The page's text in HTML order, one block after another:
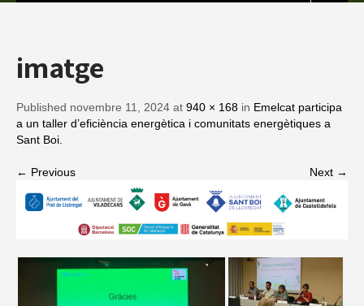
imatge
Published novembre 11, 2024 at 940 × 168 in Emelcat participa
a un taller d’eficiència energètica i comunitats energètiques a
Sant Boi.
← Previous Next →